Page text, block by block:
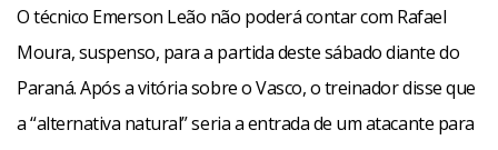
O técnico Emerson Leão não poderá contar com Rafael
Moura, suspenso, para a partida deste sábado diante do
Paraná. Após a vitória sobre o Vasco, o treinador disse que
a “alternativa natural” seria a entrada de um atacante para